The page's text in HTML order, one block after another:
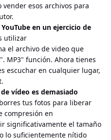
esos archivos para
en un ejercicio de
utilizar
el archivo de video que
MP3" función. Ahora tienes
escuchar en cualquier lugar,
vídeo es demasiado
tus fotos para liberar
compresión en
significativamente el tamaño
lo suficientemente nítido